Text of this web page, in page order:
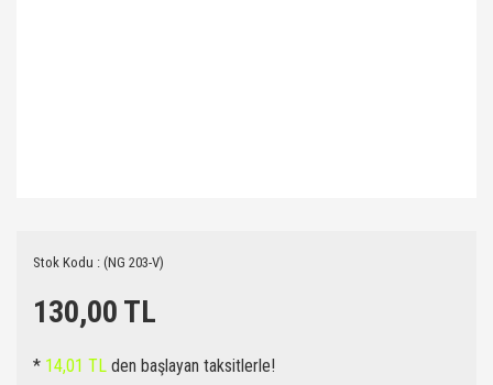
Stok Kodu : (NG 203-V)
130,00 TL
* 14,01 TL den başlayan taksitlerle!